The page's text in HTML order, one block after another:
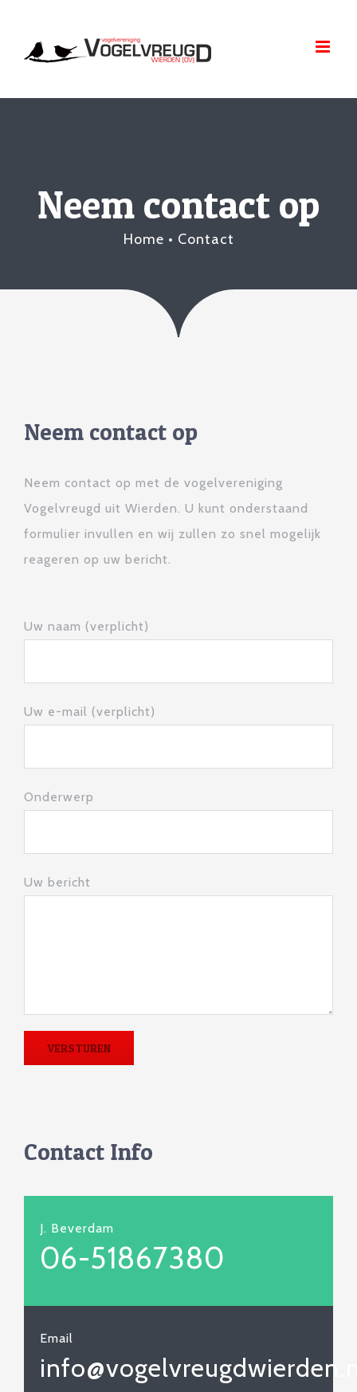
content
Neem contact op
Home • Contact
Neem contact op
Neem contact op met de vogelvereniging
Vogelvreugd uit Wierden. U kunt onderstaand
formulier invullen en wij zullen zo snel mogelijk
reageren op uw bericht.
Uw naam (verplicht)
Uw e-mail (verplicht)
Onderwerp
Uw bericht
Contact Info
J. Beverdam
06-51867380
Email